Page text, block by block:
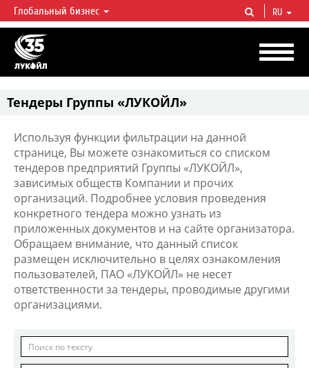
ЛУКОЙЛ СЕГОДНЯ
ЛУКОЙЛ — одна из крупнейших вертикально интегрированных
нефтегазовых компаний в мире, на долю которой приходится более 2%
мировой добычи нефти и около 1% доказанных запасов углеводородов.
Глобальный бизнес RU
Тендеры Группы «ЛУКОЙЛ»
Используя функции фильтрации на данной
странице, Вы можете ознакомиться со списком
тендеров предприятий Группы «ЛУКОЙЛ»,
зависимых обществ Компании и прочих
организаций. Подробнее условия проведения
конкретного тендера можно узнать из
приложенных документов и на сайте организатора.
Обращаем внимание, что данный список
размещен исключительно в целях ознакомления
пользователей, ПАО «ЛУКОЙЛ» не несет
ответственности за тендеры, проводимые другими
организациями.